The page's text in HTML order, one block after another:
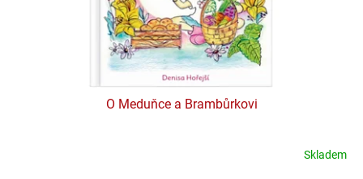
O Meduňce a Brambůrkovi
Skladem